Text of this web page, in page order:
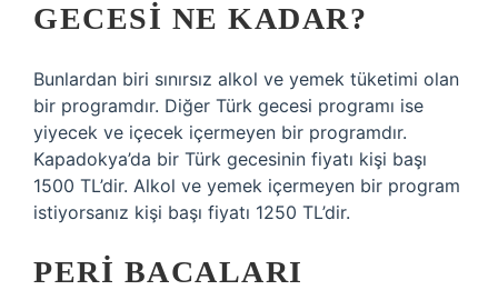
GECESI NE KADAR?
Bunlardan biri sınırsız alkol ve yemek tüketimi olan
bir programdır. Diğer Türk gecesi programı ise
yiyecek ve içecek içermeyen bir programdır.
Kapadokya’da bir Türk gecesinin fiyatı kişi başı
1500 TL’dir. Alkol ve yemek içermeyen bir program
istiyorsanız kişi başı fiyatı 1250 TL’dir.
PERI BACALARI